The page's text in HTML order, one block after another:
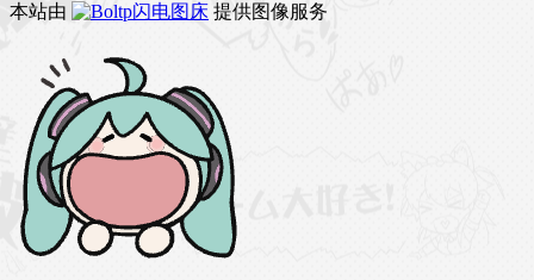
本站由 闪电图床 提供图像服务